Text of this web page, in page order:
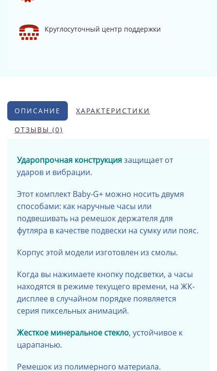
Круглосуточный центр поддержки
ОПИСАНИЕ ХАРАКТЕРИСТИКИ
ОТЗЫВЫ (0)
Ударопрочная конструкциязащищает от
ударов и вибрации.
Этот комплект Baby-G+ можно носить двумя
способами: как наручные часы или
подвешивать на ремешок держателя для
футляра в качестве подвески на сумку или пояс.
Корпус этой модели изготовлен из смолы.
Когда вы нажимаете кнопку подсветки, а часы
находятся в режиме текущего времени, на ЖК-
дисплее в случайном порядке появляется
серия пиксельных анимаций.
Жесткое минеральное стекло, устойчивое к
царапанью.
Ремешок из полимерного материала.